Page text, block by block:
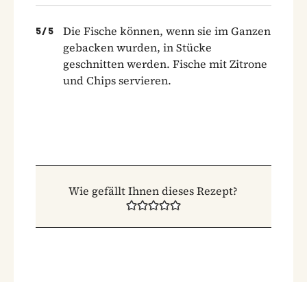
5/ 5
Die Fische können, wenn sie im Ganzen
gebacken wurden, in Stücke
geschnitten werden. Fische mit Zitrone
und Chips servieren.
Wie gefällt Ihnen dieses Rezept?